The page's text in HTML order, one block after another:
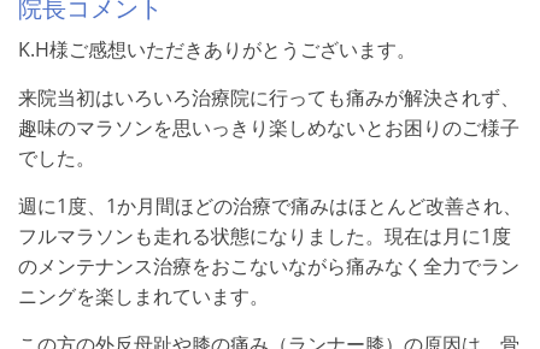
院長コメント
K.H様ご感想いただきありがとうございます。
来院当初はいろいろ治療院に行っても痛みが解決されず、
趣味のマラソンを思いっきり楽しめないとお困りのご様子
でした。
週に1度、1か月間ほどの治療で痛みはほとんど改善され、
フルマラソンも走れる状態になりました。現在は月に1度
のメンテナンス治療をおこないながら痛みなく全力でラン
ニングを楽しまれています。